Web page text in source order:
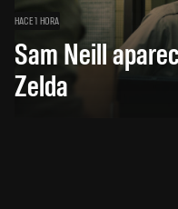
HACE 1 HORA
Sam Neill
Zelda